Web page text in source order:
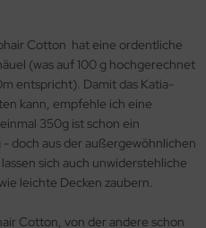
Cotton hat eine ordentliche
(was auf 100 g hochgerechnet
entspricht). Damit das Katia-
kann, empfehle ich eine
350g ist schon ein
doch aus der außergewöhnlichen
sich auch unwiderstehliche
leichte Decken zaubern.
Cotton, von der andere schon